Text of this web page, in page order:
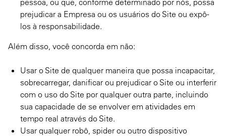
pessoa, ou que, conforme determinado por nós, possa
prejudicar a Empresa ou os usuários do Site ou expô-
los à responsabilidade.
Além disso, você concorda em não:
Usar o Site de qualquer maneira que possa incapacitar,
sobrecarregar, danificar ou prejudicar o Site ou interferir
com o uso do Site por qualquer outra parte, incluindo
sua capacidade de se envolver em atividades em
tempo real através do Site.
Usar qualquer robô, spider ou outro dispositivo